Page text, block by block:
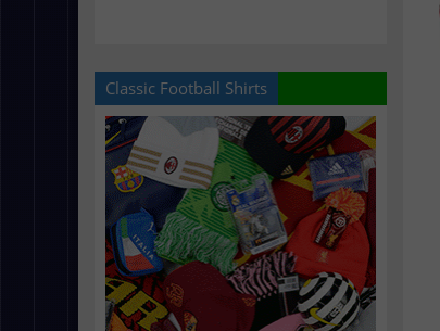
Classic Football Shirts